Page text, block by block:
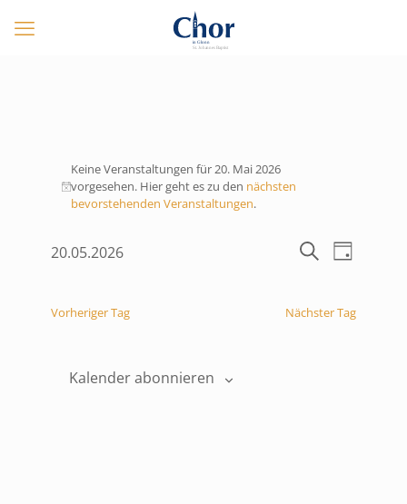
für
20.
2026
Hinweis
Keine Veranstaltungen für 20. Mai 2026
vorgesehen. Hier geht es zu den nächsten
bevorstehenden Veranstaltungen.
Veranstaltungen
Suche
Navigation
Ansichten-
Tag
20.05.2026
Vorheriger Tag
Nächster Tag
Kalender abonnieren